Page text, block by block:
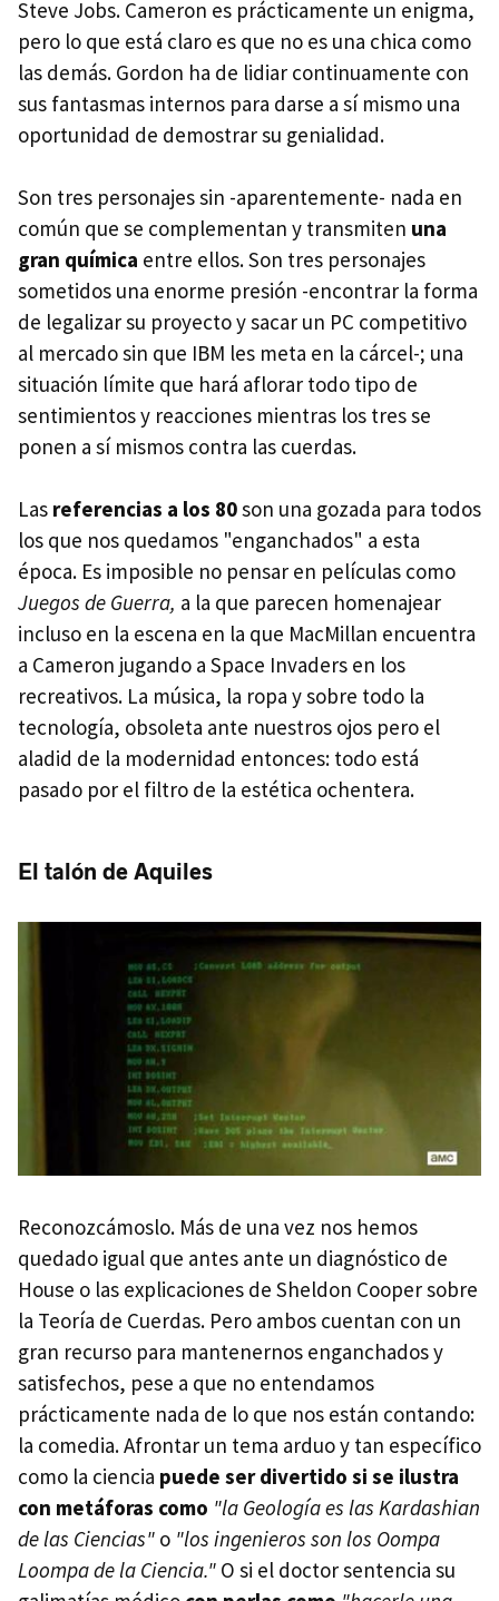
Steve Jobs. Cameron es prácticamente un enigma,
pero lo que está claro es que no es una chica como
las demás. Gordon ha de lidiar continuamente con
sus fantasmas internos para darse a sí mismo una
oportunidad de demostrar su genialidad.
Son tres personajes sin -aparentemente- nada en
común que se complementan y transmiten una
gran química entre ellos. Son tres personajes
sometidos una enorme presión -encontrar la forma
de legalizar su proyecto y sacar un PC competitivo
al mercado sin que IBM les meta en la cárcel-; una
situación límite que hará aflorar todo tipo de
sentimientos y reacciones mientras los tres se
ponen a sí mismos contra las cuerdas.
Las referencias a los 80son una gozada para todos
los que nos quedamos "enganchados" a esta
época. Es imposible no pensar en películas como
Juegos de Guerra, a la que parecen homenajear
incluso en la escena en la que MacMillan encuentra
a Cameron jugando a Space Invaders en los
recreativos. La música, la ropa y sobre todo la
tecnología, obsoleta ante nuestros ojos pero el
aladid de la modernidad entonces: todo está
pasado por el filtro de la estética ochentera.
El talón de Aquiles
Reconozcámoslo. Más de una vez nos hemos
quedado igual que antes ante un diagnóstico de
House o las explicaciones de Sheldon Cooper sobre
la Teoría de Cuerdas. Pero ambos cuentan con un
gran recurso para mantenernos enganchados y
satisfechos, pese a que no entendamos
prácticamente nada de lo que nos están contando:
la comedia. Afrontar un tema arduo y tan específico
como la ciencia puede ser divertido si se ilustra
con metáforas como "la Geología es las Kardashian
de las Ciencias" o "los ingenieros son los Oompa
Loompa de la Ciencia." O si el doctor sentencia su